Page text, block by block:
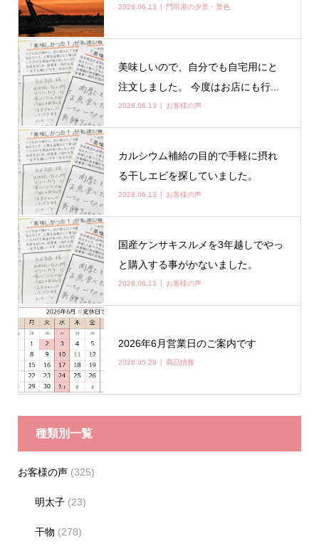
2026.06.13 門司港の夕景・景色
美味しいので、自分でも自宅用にと
注文しました。 今度はお店にも行...
2026.06.13 お客様の声
カルシウム補給の目的で手軽に摂れ
る干しエビを探していました。
2026.06.13 お客様の声
国産ケンサキスルメを3年越しでやっ
と購入する事がかないました。
2026.06.13 お客様の声
2026年6月営業日のご案内です
2026.05.29 商品情報
種類別一覧
お客様の声(325)
明太子 (23)
干物 (278)